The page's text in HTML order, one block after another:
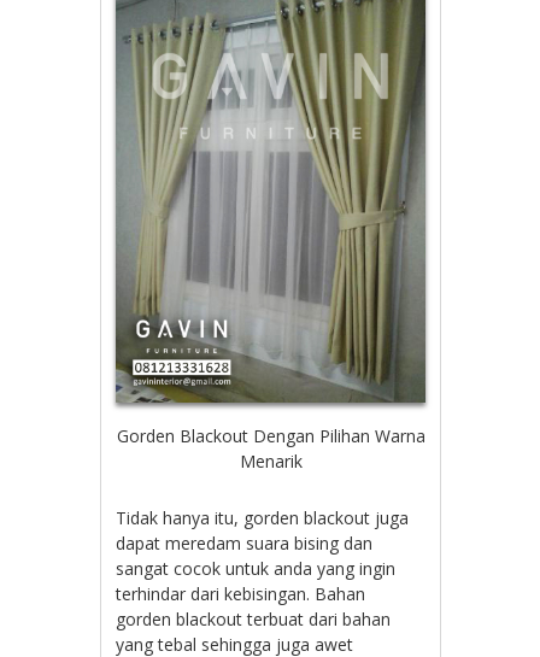
Gorden Blackout Dengan Pilihan Warna
Menarik
Tidak hanya itu, gorden blackout juga
dapat meredam suara bising dan
sangat cocok untuk anda yang ingin
terhindar dari kebisingan. Bahan
gorden blackout terbuat dari bahan
yang tebal sehingga juga awet